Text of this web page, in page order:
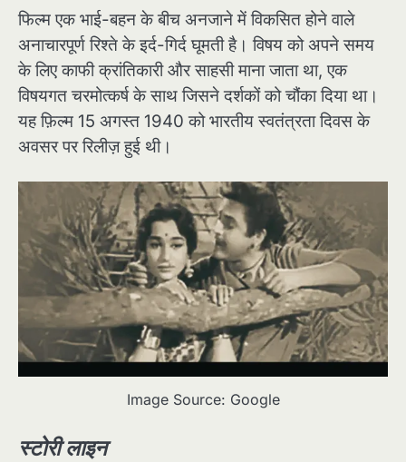
फिल्म एक भाई-बहन के बीच अनजाने में विकसित होने वाले
अनाचारपूर्ण रिश्ते के इर्द-गिर्द घूमती है। विषय को अपने समय
के लिए काफी क्रांतिकारी और साहसी माना जाता था, एक
विषयगत चरमोत्कर्ष के साथ जिसने दर्शकों को चौंका दिया था।
यह फ़िल्म 15 अगस्त 1940 को भारतीय स्वतंत्रता दिवस के
अवसर पर रिलीज़ हुई थी।
Image Source: Google
स्टोरी लाइन